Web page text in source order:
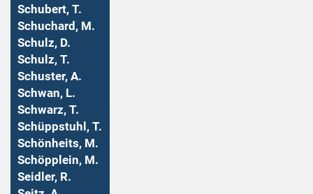
Schubert, T.
Schuchard, M.
Schulz, D.
Schulz, T.
Schuster, A.
Schwan, L.
Schwarz, T.
Schüppstuhl, T.
Schönheits, M.
Schöpplein, M.
Seidler, R.